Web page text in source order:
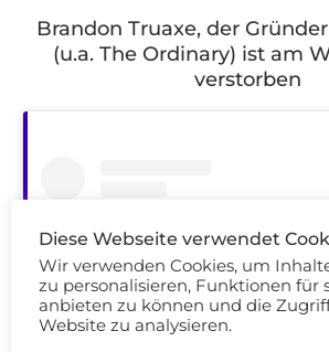
Brandon Truaxe, der
(u.a. The Ordinary) ist am
verstorben
Diese Webseite verwendet
Wir verwenden Cookies, um
zu personalisieren, Funktionen für
anbieten zu können und die
Website zu analysieren.